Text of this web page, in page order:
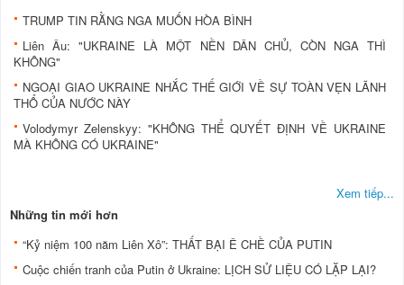
TRUMP TIN RẰNG NGA MUỐN HÒA BÌNH
Liên Âu: "UKRAINE LÀ MỘT NỀN DÂN CHỦ, CÒN NGA THÌ
KHÔNG"
NGOẠI GIAO UKRAINE NHẮC THẾ GIỚI VỀ SỰ TOÀN VẸN LÃNH
THỔ CỦA NƯỚC NÀY
Volodymyr Zelenskyy: "KHÔNG THỂ QUYẾT ĐỊNH VỀ UKRAINE
MÀ KHÔNG CÓ UKRAINE"
Xem tiếp...
Những tin mới hơn
“Kỷ niệm 100 năm Liên Xô”: THẤT BẠI Ê CHỀ CỦA PUTIN
Cuộc chiến tranh của Putin ở Ukraine: LỊCH SỬ LIỆU CÓ LẶP LẠI?